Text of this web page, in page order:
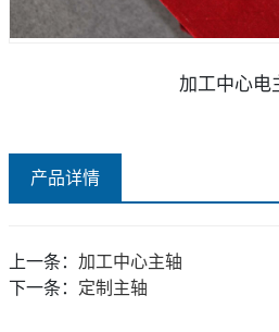
加工中心电
产品详情
上一条： 加工中心主轴
下一条： 定制主轴